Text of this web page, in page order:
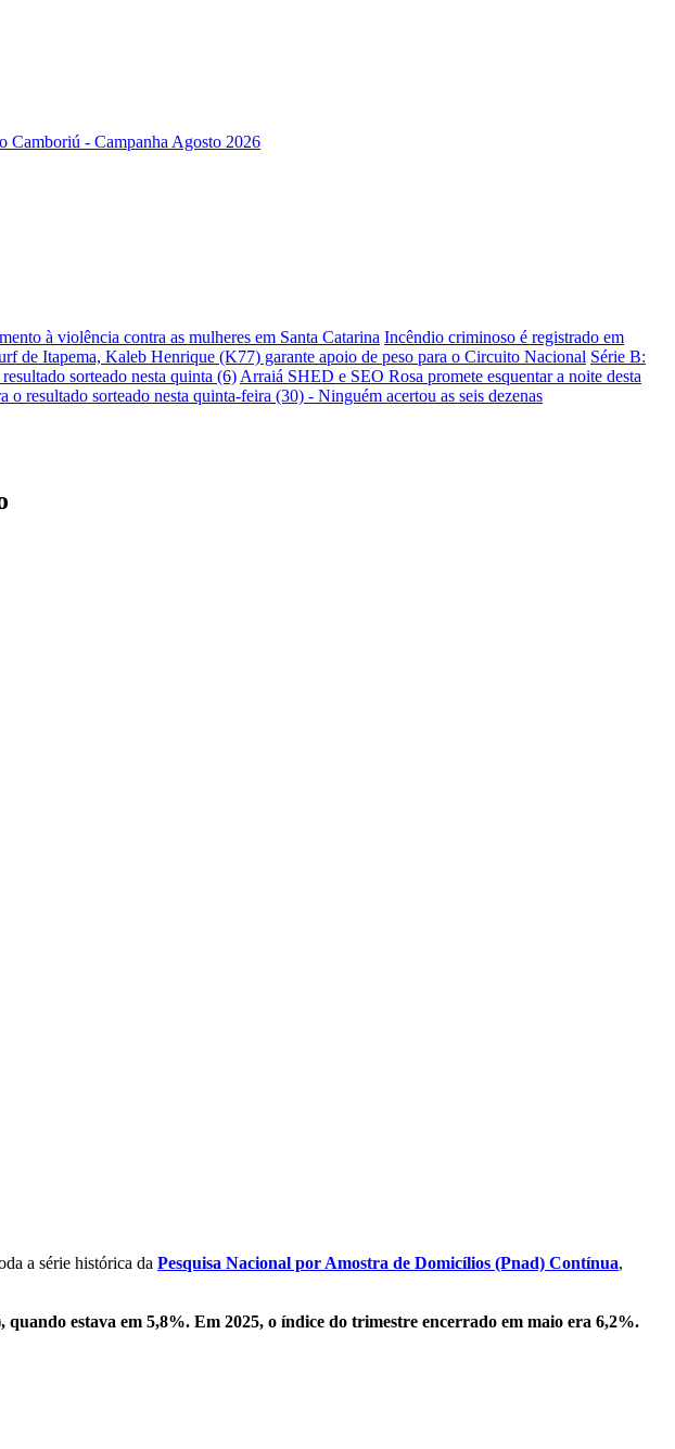
à violência contra as mulheres em Santa Catarina Incêndio criminoso é registrado em
de Itapema, Kaleb Henrique (K77) garante apoio de peso para o Circuito Nacional Série B:
sorteado nesta quinta (6) Arraiá SHED e SEO Rosa promete esquentar a noite desta
o resultado sorteado nesta quinta-feira (30) - Ninguém acertou as seis dezenas
a série histórica da Pesquisa Nacional por Amostra de Domicílios (Pnad) Contínua,
estava em 5,8%. Em 2025, o índice do trimestre encerrado em maio era 6,2%.